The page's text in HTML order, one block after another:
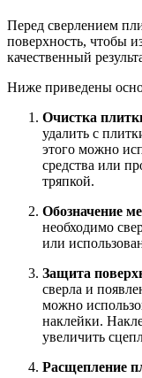
Перед сверлением
поверхность, чтобы
качественный
Ниже приведены
Очистка
удалить с
этого можно
средства или
тряпкой.
Обозначение
необходимо
или
Защита
сверла и
можно
наклейки.
увеличить
Расщепление